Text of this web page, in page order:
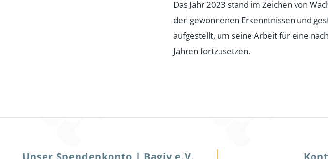
Das Jahr 2023 stand im Zeichen von
den gewonnenen Erkenntnissen und
aufgestellt, um seine Arbeit für eine
Jahren fortzusetzen.
Unser Spendenkonto | Bagiv e.V.